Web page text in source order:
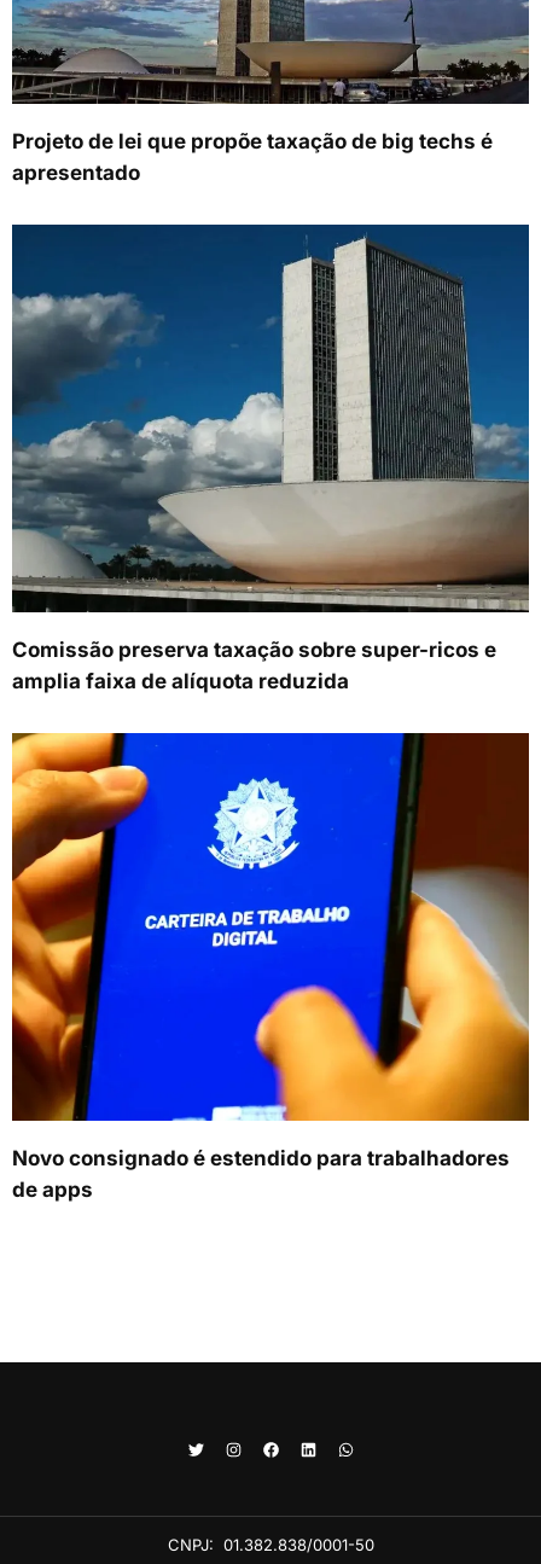
Projeto de lei que propõe taxação de big techs é
apresentado
Comissão preserva taxação sobre super-ricos e
amplia faixa de alíquota reduzida
Novo consignado é estendido para trabalhadores
de apps
CNPJ: 01.382.838/0001-50